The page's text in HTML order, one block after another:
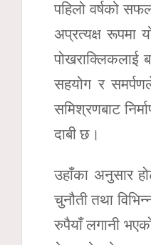
पहिलो वर्षको
अप्रत्यक्ष रूपमा
पोखराक्लिकलाई
सहयोग र
समिश्रणबाट
दाबी छ।
उहाँका अनुसार
चुनौती तथा
रुपैयाँ लगानी